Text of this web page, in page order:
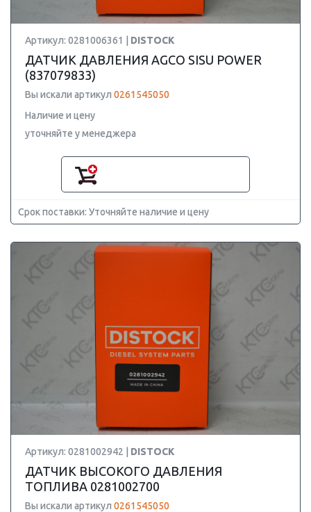
Артикул: 0281006361 | DISTOCK
ДАТЧИК ДАВЛЕНИЯ AGCO SISU POWER
(837079833)
Вы искали артикул 0261545050
Наличие и цену
уточняйте у менеджера
Срок поставки: Уточняйте наличие и цену
Артикул: 0281002942 | DISTOCK
ДАТЧИК ВЫСОКОГО ДАВЛЕНИЯ
ТОПЛИВА 0281002700
Вы искали артикул 0261545050